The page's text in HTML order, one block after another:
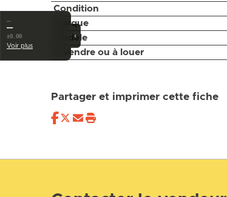
Condition
Marque
Modèle
À vendre ou à louer
Partager et imprimer cette fiche
‹
…
—
±0.00
Voir plus